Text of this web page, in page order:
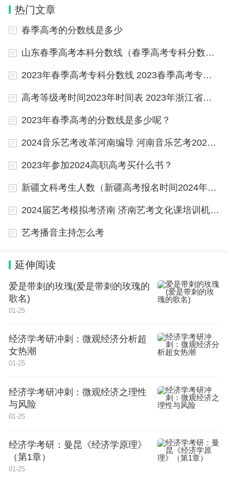
戏剧影视导演方向：2023年12月9日；表（导）演类
服装表演方向：2023年12月16日；播音与主持类：2
2、书法类：2023年12月10日；音乐类（笔试时
23年18日—24日。
三、上海市
（导）演类戏剧影视表演、导演方向：2023年11月1
8日—19日；表（导）演类服装表演方向：2023年12
月9日—10日。
2、播音与主持类：2023年11月18—19日；舞蹈
6日；音乐类：2023年12月2日—3日。
四、四川省
1、音乐类笔试时间：2023年12月17日；音乐类面试
时间：2024年1月8日开考；舞蹈类面试科目考试时
间：2023年12月1日—13日；表（导）演类面试科目
考试时间：2023年12月1-13日。
2、表（导）演类戏剧影视导演方向叙事性作品写作
考试时间：2023年12月9日14:30—17:00；播音与主
与设计类考试时间：2023年12月2-3日；书法类考试
时间：2023年12月10日。
热门文章
春季高考的分数线是多少
山东春季高考本科分数线（春季高考专科分数线）
2023年春季高考专科分数线 2023春季高考专科录取分数线
高考等级考时间2023年时间表 2023年浙江省高考时间表
2023年春季高考的分数线是多少呢？
2024音乐艺考改革河南编导 河南音乐艺考2024新政策
2023年参加2024高职高考买什么书？
新疆文科考生人数（新疆高考报名时间2024年具体时间）
2024届艺考模拟考济南 济南艺考文化课培训机构哪家好
艺考播音主持怎么考
延伸阅读
爱是带刺的玫瑰(爱是带刺的玫瑰的
歌名)
01-25
经济学考研冲刺：微观经济分析超
女热潮
01-25
经济学考研冲刺：微观经济之理性
与风险
01-25
经济学考研：曼昆《经济学原理》
（第1章）
01-25